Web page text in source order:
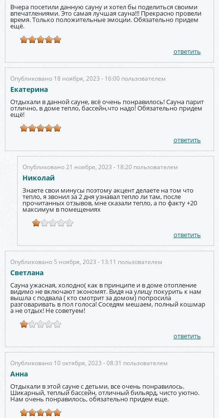
Вчера посетили данную сауну и хотел бы поделиться своими
впечатлениями. Это самая лучшая сауна!!! Прекрасно провели
время. Только положительные эмоции. Обязательно придем
ещё.
ответить
Опубликовано 18 ноября, 2023 - 16:00 пользователем
Екатерина
Отдыхали в данной сауне, всё очень понравилось! Сауна парит
отлично, в доме тепло, бассейн,что надо! Обязательно придем
ещё!
ответить
Опубликовано 21 ноября, 2023 - 18:20 пользователем
Николай
Знаете свои минусы поэтому акцент делаете на том что
тепло, я звонил за 2 дня узнавал тепло ли там, после
прочитанных отзывов, мне сказали тепло, а по факту +20
максимум в помещениях
ответить
Опубликовано 5 ноября, 2023 - 13:11 пользователем
Светлана
Сауна ужасная, холодно( как в принципе и в доме отопление
видимо не включают экономят. Видя на улицу покурить к нам
вышла с подвала ( кто смотрит за домом) попросила
разговаривать в пол голоса! Соседям мешаем, полный кошмар
а не отдых! Не советуем!
ответить
Опубликовано 10 октября, 2023 - 08:31 пользователем
Анна
Отдыхали в этой сауне с детьми, все очень понравилось.
Шикарный, теплый бассейн, отличный бильярд, чисто уютно.
Нам очень понравилось, обязательно придем еще.